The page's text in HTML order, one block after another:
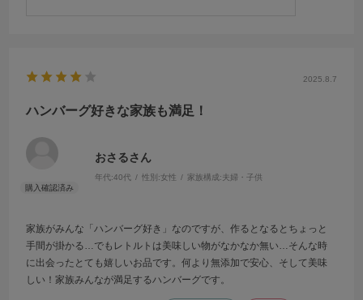
2025.8.7
ハンバーグ好きな家族も満足！
おさるさん
年代:40代 性別:女性 家族構成:夫婦・子供
家族がみんな「ハンバーグ好き」なのですが、作るとなるとちょっと
手間が掛かる…でもレトルトは美味しい物がなかなか無い…そんな時
に出会ったとても嬉しいお品です。何より無添加で安心、そして美味
しい！家族みんなが満足するハンバーグです。